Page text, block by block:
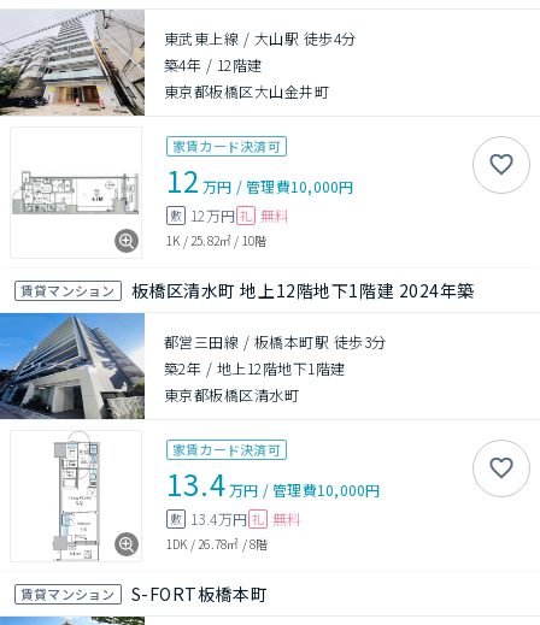
東武東上線 / 大山駅 徒歩4分
築4年 / 12階建
東京都板橋区大山金井町
家賃カード決済可
12 万円 /管理費10,000円
敷 12万円 礼 無料
1K /25.82㎡ / 10階
賃貸マンション 板橋区清水町 地上12階地下1階建 2024年築
都営三田線 / 板橋本町駅 徒歩3分
築2年 / 地上12階地下1階建
東京都板橋区清水町
家賃カード決済可
13.4万円 /管理費10,000円
敷 13.4万円 礼 無料
1DK /26.78㎡ /8階
賃貸マンション S-FORT板橋本町